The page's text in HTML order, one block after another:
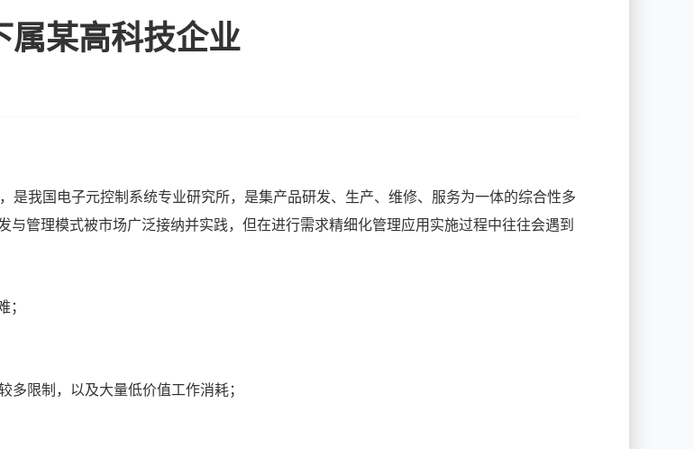
属某高科技企业
是我国电子元控制系统专业研究所，是集产品研发、生产、维修、服务为一体的综合性多
与管理模式被市场广泛接纳并实践，但在进行需求精细化管理应用实施过程中往往会遇到
；
多限制，以及大量低价值工作消耗；